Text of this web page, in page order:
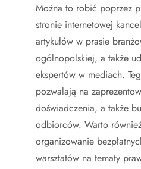
Można to robić poprzez
stronie internetowej
artykułów w prasie
ogólnopolskiej, a także
ekspertów w mediach.
pozwalają na
doświadczenia, a także
odbiorców. Warto
organizowanie
warsztatów na tematy